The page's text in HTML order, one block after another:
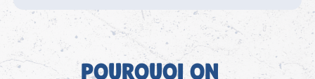
POURQUOI ON